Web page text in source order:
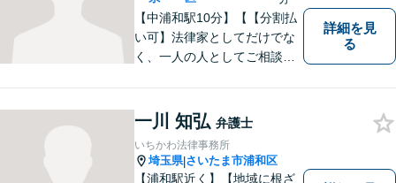
【中浦和駅10分】【【分割払
い可】法律家としてだけでな
く、一人の人としてご相談者
ご依頼いただいた際には、解
決まで責任を持ってサポート
させていただきます。 ぜひご
相談ください。
詳細を見
る
一川 知弘 弁護士
いちかわ法律事務所
埼玉県|さいたま市浦和区
【浦和駅近く】【地域に根ざ